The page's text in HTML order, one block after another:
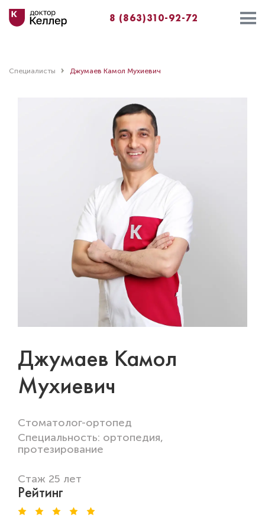
8 (863)310-92-72
Специалисты Джумаев Камол Мухиевич
Джумаев Камол
Мухиевич
Стоматолог-ортопед
Специальность: ортопедия,
протезирование
Стаж 25 лет
Рейтинг